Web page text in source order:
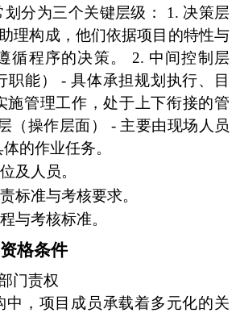
划分为三个关键层级： 1. 决策层
理构成，他们依据项目的特性与
循程序的决策。 2. 中间控制层
职能） - 具体承担规划执行、目
施管理工作，处于上下衔接的管
（操作层面） - 主要由现场人员
的作业任务。
及人员。
标准与考核要求。
与考核标准。
格条件
门责权
中，项目成员承载着多元化的关